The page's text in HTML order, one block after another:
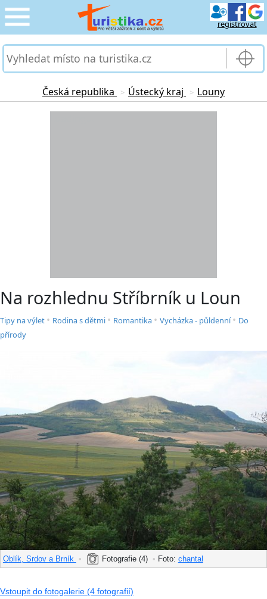
registrovat
CESTOVÁNÍ
SLUŽBY & DOPRAVA
PRO TURISTY
Česká republika > Ústecký kraj > Louny
Na rozhlednu Stříbrník u Loun
Tipy na výlet • Rodina s dětmi • Romantika • Vycházka - půldenní• Do
přírody
Oblík, Srdov a Brník • Fotografie (4) • Foto: chantal
Vstoupit do fotogalerie (4 fotografií)